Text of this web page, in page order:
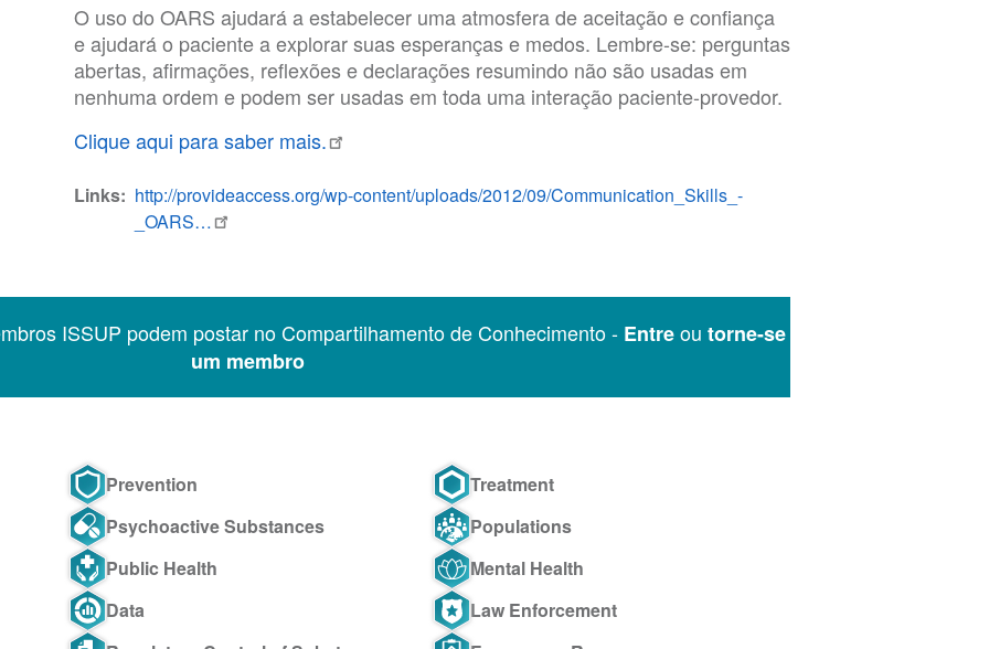
O uso do OARS ajudará a estabelecer uma atmosfera de aceitação e confiança
e ajudará o paciente a explorar suas esperanças e medos. Lembre-se: perguntas
abertas, afirmações, reflexões e declarações resumindo não são usadas em
nenhuma ordem e podem ser usadas em toda uma interação paciente-provedor.
Clique aqui para saber mais.
Links
http://provideaccess.org/wp-content/uploads/2012/09/Communication_Skills_-
_OARS…
ISSUP podem postar no Compartilhamento de Conhecimento - Entreou torne-se
um membro
Prevention
Treatment
Psychoactive Substances
Populations
Public Health
Mental Health
Data
Law Enforcement